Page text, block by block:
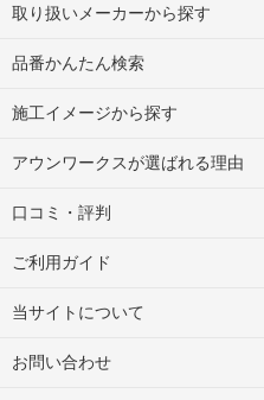
取り扱いメーカーから探す
品番かんたん検索
施工イメージから探す
アウンワークスが選ばれる理由
口コミ・評判
ご利用ガイド
当サイトについて
お問い合わせ